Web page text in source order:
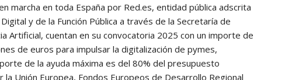
marcha en toda España por Red.es, entidad pública adscrita
y de la Función Pública a través de la Secretaría de
Artificial, cuentan en su convocatoria 2025 con un importe de
de euros para impulsar la digitalización de pymes,
de la ayuda máxima es del 80% del presupuesto
Unión Europea, Fondos Europeos de Desarrollo Regional